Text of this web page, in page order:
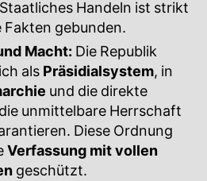
Handeln ist strikt
Fakten gebunden.
Macht: Die Republik
als Präsidialsystem, in
und die direkte
die unmittelbare Herrschaft
Diese Ordnung
Verfassung mit vollen
geschützt.